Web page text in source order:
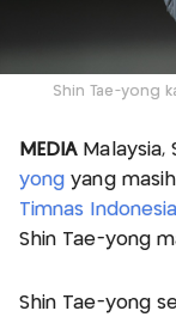
Shin Tae-yong
MEDIA Malaysia,
yong yang
Timnas Indonesia
Shin Tae-yong
Shin Tae-yong